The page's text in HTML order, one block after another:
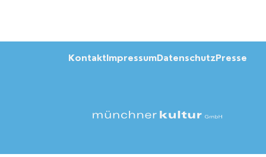
KontaktImpressumDatenschutzPresse